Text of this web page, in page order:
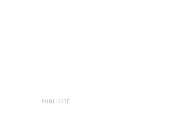
PUBLICITÉ